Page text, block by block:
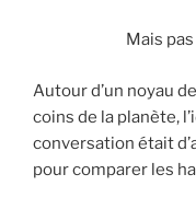
Mais
Autour d’un noyau
coins de la planète,
conversation était
pour comparer les